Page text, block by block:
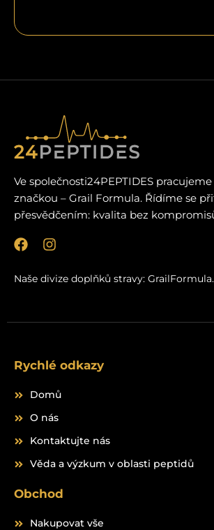
Rychlé odkazy
Domů
O nás
Kontaktujte nás
Věda a výzkum v oblasti peptidů
Obchod
Nakupovat vše
Ve společnosti24PEPTIDES
značkou – Grail Formula. Řídíme se
přesvědčením: kvalita bez
F
c
e
o
I
s
t
r
Naše divize doplňků stravy: